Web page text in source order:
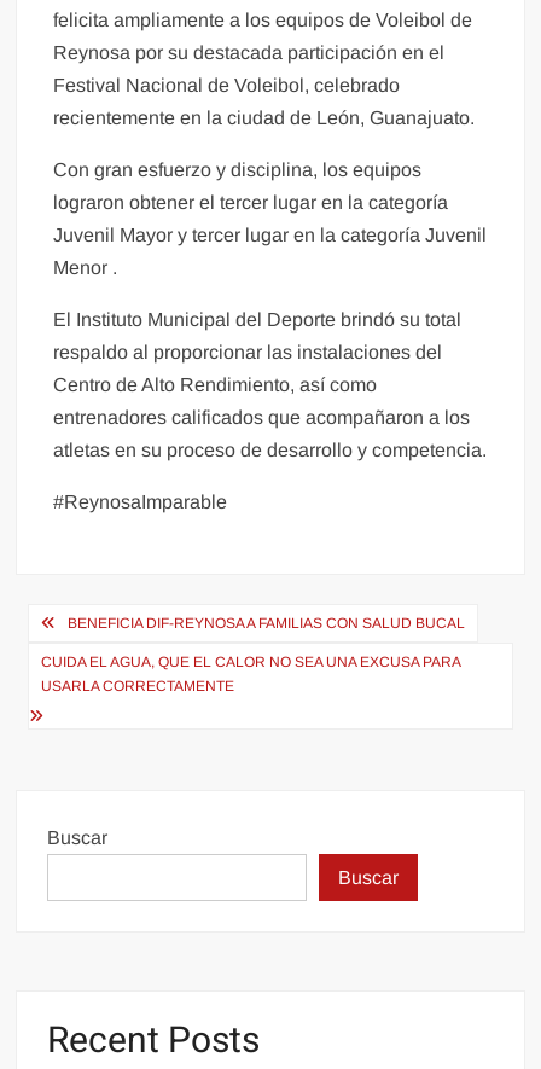
felicita ampliamente a los equipos de Voleibol de
Reynosa por su destacada participación en el
Festival Nacional de Voleibol, celebrado
recientemente en la ciudad de León, Guanajuato.
Con gran esfuerzo y disciplina, los equipos
lograron obtener el tercer lugar en la categoría
Juvenil Mayor y tercer lugar en la categoría Juvenil
Menor .
El Instituto Municipal del Deporte brindó su total
respaldo al proporcionar las instalaciones del
Centro de Alto Rendimiento, así como
entrenadores calificados que acompañaron a los
atletas en su proceso de desarrollo y competencia.
#ReynosaImparable
Navegación
de
entradas
BENEFICIA DIF-REYNOSA A FAMILIAS CON SALUD BUCAL
CUIDA EL AGUA, QUE EL CALOR NO SEA UNA EXCUSA PARA
USARLA CORRECTAMENTE
Buscar
Buscar
Recent Posts